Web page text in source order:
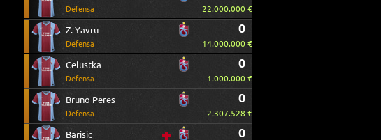
Defensa 22.000.000 €
Z. Yavru
Defensa
0
14.000.000 €
Celustka
Defensa
0
1.000.000 €
Bruno Peres
Defensa
0
2.307.528 €
Barisic 0